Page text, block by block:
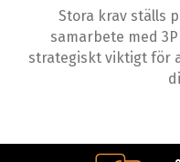
Stora krav ställs
samarbete med
strategiskt viktigt för